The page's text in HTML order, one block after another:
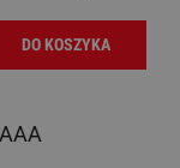
DO KOSZYKA